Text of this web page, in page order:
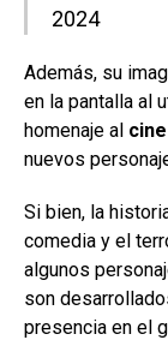
2024
Además, su
en la pantalla al
homenaje al
nuevos
Si bien, la
comedia y el
algunos
son
presencia en el